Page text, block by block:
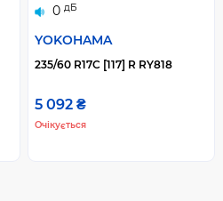
0 дБ
YOKOHAMA
235/60 R17C [117] R RY818
5 092 ₴
Очікується